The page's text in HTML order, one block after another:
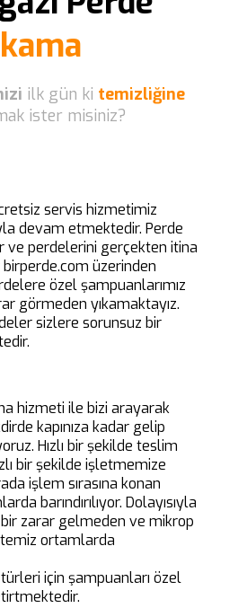
ilk gün ki temizliğine
ister misiniz?
servis hizmetimiz
devam etmektedir. Perde
ve perdelerini gerçekten itina
üzerinden
özel şampuanlarımız
görmeden yıkamaktayız.
sizlere sorunsuz bir
hizmeti ile bizi arayarak
kapınıza kadar gelip
Hızlı bir şekilde teslim
bir şekilde işletmemize
işlem sırasına konan
barındırılıyor. Dolayısıyla
zarar gelmeden ve mikrop
ortamlarda
için şampuanları özel